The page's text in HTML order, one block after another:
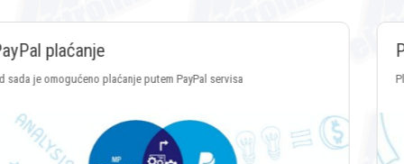
Plaćanje Crypto valutama
Plaćanje putem svih vrsta Crypto valuta